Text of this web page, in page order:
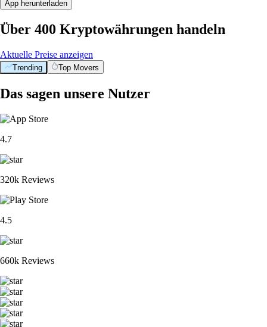
App herunterladen
Über 400 Kryptowährungen handeln
Aktuelle Preise anzeigen
Trending Top Movers
Das sagen unsere Nutzer
4.7
320k Reviews
4.5
660k Reviews